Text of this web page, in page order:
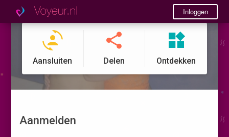
Inloggen
Aansluiten Delen Ontdekken
Aanmelden